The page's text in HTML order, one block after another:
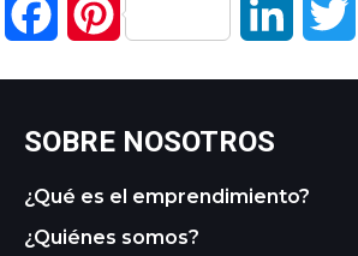
FacebookPinterest LinkedIn
SOBRE NOSOTROS
¿Qué es el emprendimiento?
¿Quiénes somos?